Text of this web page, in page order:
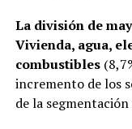
La división de
Vivienda, agua,
combustibles
incremento de los
de la